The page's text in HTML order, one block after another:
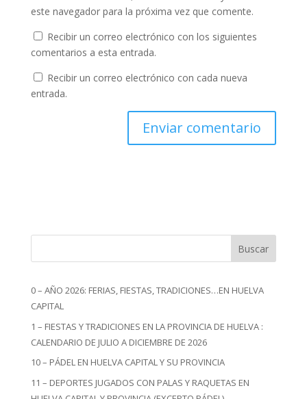
este navegador para la próxima vez que comente.
Recibir un correo electrónico con los siguientes
comentarios a esta entrada.
Recibir un correo electrónico con cada nueva
entrada.
Buscar
0 – AÑO 2026: FERIAS, FIESTAS, TRADICIONES…EN HUELVA
CAPITAL
1 – FIESTAS Y TRADICIONES EN LA PROVINCIA DE HUELVA :
CALENDARIO DE JULIO A DICIEMBRE DE 2026
10 – PÁDEL EN HUELVA CAPITAL Y SU PROVINCIA
11 – DEPORTES JUGADOS CON PALAS Y RAQUETAS EN